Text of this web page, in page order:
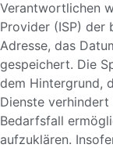
Verantwortlichen
Provider (ISP) der
Adresse, das
gespeichert. Die
dem Hintergrund,
Dienste
Bedarfsfall
aufzuklären.